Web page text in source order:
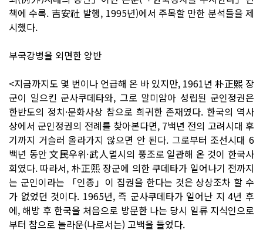
책에 수록. 吉安社 발행, 1995년)에서 주목할 만한 분석들을 제
시했다.
부국강병을 외면한 양반
<지금까지도 몇 번이나 언급해 온 바 있지만, 1961년 朴正熙 장
군이 일으킨 군사쿠데타와, 그로 말미암아 성립된 군인정권은
한반도의 정치·문화사상 참으로 희귀한 존재였다. 한국의 역사
상에서 군인정권의 전례를 찾아본다면, 7백년 전의 고려시대 후
기까지 거슬러 올라가지 않으면 안 된다. 그로부터 조선시대 6
백년 동안 文民우위·武人멸시의 풍조로 일관해 온 것이 한국사
회였다. 따라서, 朴正熙 장군에 의한 쿠데타가 일어나기 전까지
는 군인이라는 「인종」이 집권을 한다는 것은 상상조차 할 수
가 없었던 것이다. 1965년, 즉 군사쿠데타가 일어난 지 4년 후
에, 해방 후 한국을 처음으로 방문한 나는 당시 일류 지식인으로
부터 참으로 놀라운(나로서는) 고백을 들었다.